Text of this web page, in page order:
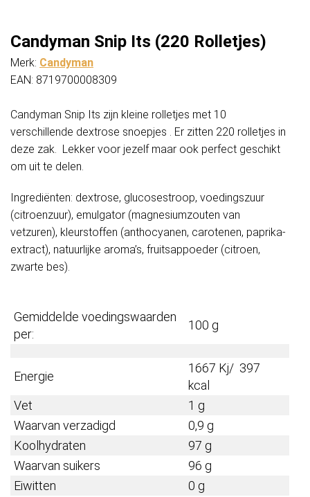
Candyman Snip Its (220 Rolletjes)
Merk: Candyman
EAN: 8719700008309
Candyman Snip Its zijn kleine rolletjes met 10
verschillende dextrose snoepjes . Er zitten 220 rolletjes in
deze zak. Lekker voor jezelf maar ook perfect geschikt
om uit te delen.
Ingrediënten: dextrose, glucosestroop, voedingszuur
(citroenzuur), emulgator (magnesiumzouten van
vetzuren), kleurstoffen (anthocyanen, carotenen, paprika-
extract), natuurlijke aroma’s, fruitsappoeder (citroen,
zwarte bes).
Gemiddelde voedingswaarden
per:
100 g
Energie
1667 Kj/ 397
kcal
Vet
1 g
Waarvan verzadigd
0,9 g
Koolhydraten
97 g
Waarvan suikers
96 g
Eiwitten
0 g